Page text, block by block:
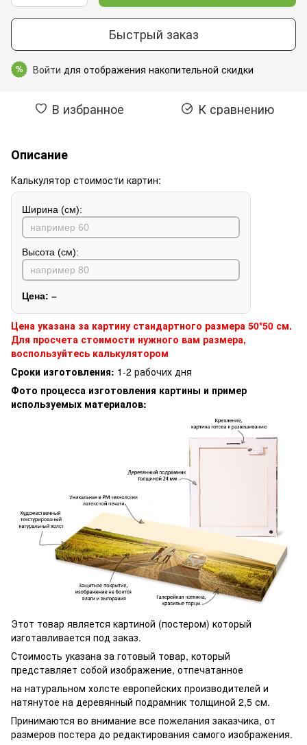
Быстрый заказ
% Войти для отображения накопительной скидки
В избранное К сравнению
Описание
Калькулятор стоимости картин:
Ширина (см):
Высота (см):
Цена: –
Цена указана за картину стандартного размера 50*50 см.
Для просчета стоимости нужного вам размера,
воспользуйтесь калькулятором
Сроки изготовления: 1-2 рабочих дня
Фото процесса изготовления картины и пример
используемых материалов:
Этот товар является картиной (постером) который
изготавливается под заказ.
Стоимость указана за готовый товар, который
представляет собой изображение, отпечатанное
на натуральном холсте европейских производителей и
натянутое на деревянный подрамник толщиной 2,5 см.
Принимаются во внимание все пожелания заказчика, от
размеров постера до редактирования самого изображения.